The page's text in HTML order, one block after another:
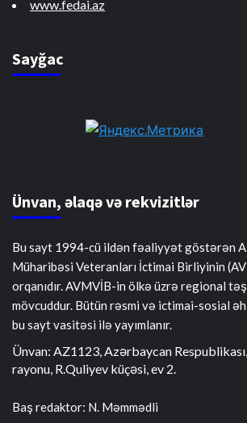
www.fedai.az
Sayğac
Ünvan, əlaqə və rekvizitlər
Bu sayt 1994-cü ildən fəaliyyət göstərən
Müharibəsi Veteranları İctimai Birliyinin
orqanıdır. AVMVİB-in ölkə üzrə regional
mövcuddur. Bütün rəsmi və ictimai-sosial
bu sayt vasitəsi ilə yayımlanır.
Ünvan: AZ1123, Azərbaycan
rayonu, R.Quliyev küçəsi, ev 2.
Baş redaktor: N. Məmmədli